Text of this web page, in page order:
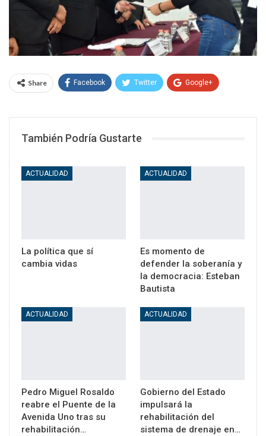
Share Facebook Twitter Google+
También Podría Gustarte
ACTUALIDAD
La política que sí
cambia vidas
ACTUALIDAD
Es momento de
defender la soberanía y
la democracia: Esteban
Bautista
ACTUALIDAD
Pedro Miguel Rosaldo
reabre el Puente de la
Avenida Uno tras su
rehabilitación…
ACTUALIDAD
Gobierno del Estado
impulsará la
rehabilitación del
sistema de drenaje en…